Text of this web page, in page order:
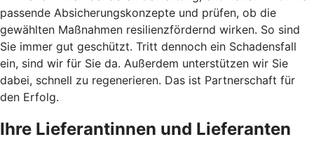
passende Absicherungskonzepte und prüfen, ob die
gewählten Maßnahmen resilienzfördernd wirken. So sind
Sie immer gut geschützt. Tritt dennoch ein Schadensfall
ein, sind wir für Sie da. Außerdem unterstützen wir Sie
dabei, schnell zu regenerieren. Das ist Partnerschaft für
den Erfolg.
Ihre Lieferantinnen und Lieferanten